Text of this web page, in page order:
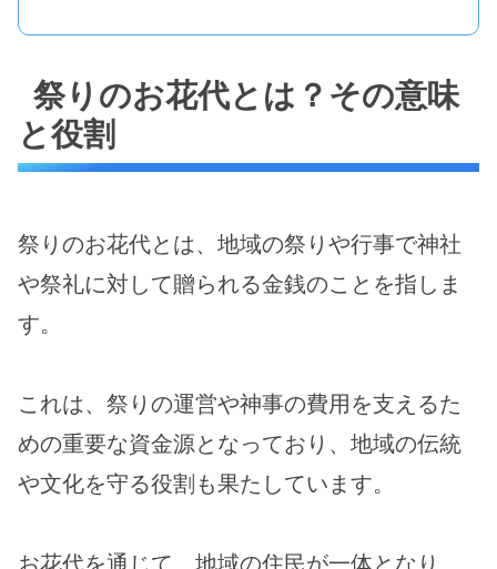
祭りのお花代とは？その意味
と役割
祭りのお花代とは、地域の祭りや行事で神社
や祭礼に対して贈られる金銭のことを指しま
す。
これは、祭りの運営や神事の費用を支えるた
めの重要な資金源となっており、地域の伝統
や文化を守る役割も果たしています。
お花代を通じて、地域の住民が一体となり、